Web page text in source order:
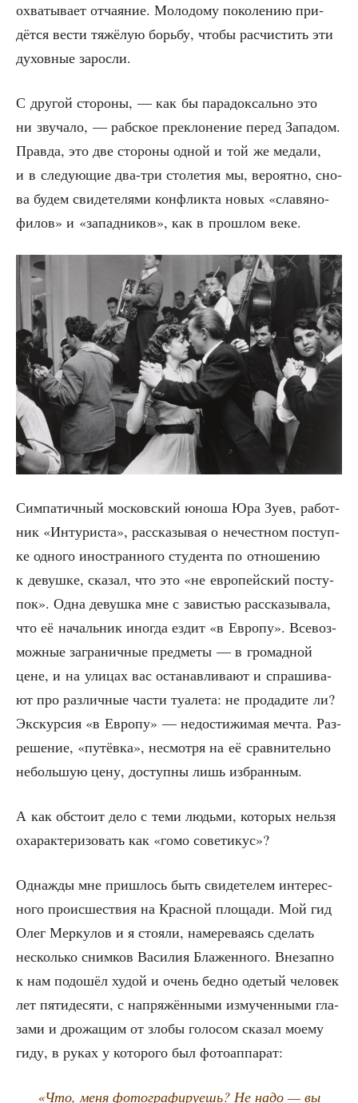
охва­ты­ва­ет отча­я­ние. Моло­до­му поко­ле­нию при­
дёт­ся вести тяжё­лую борь­бу, что­бы рас­чи­стить эти
духов­ные заросли.
С дру­гой сто­ро­ны, — как бы пара­док­саль­но это
ни зву­ча­ло, — раб­ское пре­кло­не­ние перед Запа­дом.
Прав­да, это две сто­ро­ны одной и той же меда­ли,
и в сле­ду­ю­щие два-три сто­ле­тия мы, веро­ят­но, сно­
ва будем сви­де­те­ля­ми кон­флик­та новых «сла­вя­но­
фи­лов» и «запад­ни­ков», как в про­шлом веке.
Сим­па­тич­ный мос­ков­ский юно­ша Юра Зуев, работ­
ник «Инту­ри­ста», рас­ска­зы­вая о нечест­ном поступ­
ке одно­го ино­стран­но­го сту­ден­та по отно­ше­нию
к девуш­ке, ска­зал, что это «не евро­пей­ский посту­
пок». Одна девуш­ка мне с зави­стью рас­ска­зы­ва­ла,
что её началь­ник ино­гда ездит «в Евро­пу». Все­воз­
мож­ные загра­нич­ные пред­ме­ты — в гро­мад­ной
цене, и на ули­цах вас оста­нав­ли­ва­ют и спра­ши­ва­
ют про раз­лич­ные части туа­ле­та: не про­да­ди­те ли?
Экс­кур­сия «в Евро­пу» — недо­сти­жи­мая меч­та. Раз­
ре­ше­ние, «путёв­ка», несмот­ря на её срав­ни­тель­но
неболь­шую цену, доступ­ны лишь избранным.
А как обсто­ит дело с теми людь­ми, кото­рых нель­зя
оха­рак­те­ри­зо­вать как «гомо советикус»?
Одна­жды мне при­шлось быть сви­де­те­лем инте­рес­
но­го про­ис­ше­ствия на Крас­ной пло­ща­ди. Мой гид
Олег Мер­ку­лов и я сто­я­ли, наме­ре­ва­ясь сде­лать
несколь­ко сним­ков Васи­лия Бла­жен­но­го. Вне­зап­но
к нам подо­шёл худой и очень бед­но оде­тый чело­век
лет пяти­де­ся­ти, с напря­жён­ны­ми изму­чен­ны­ми гла­
за­ми и дро­жа­щим от зло­бы голо­сом ска­зал мое­му
гиду, в руках у кото­ро­го был фотоаппарат:
«Что, меня фото­гра­фи­ру­ешь? Не надо — вы